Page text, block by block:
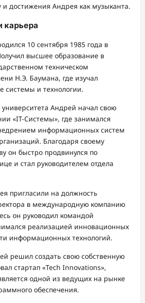
достижения Андрея как музыканта.
карьера
10 сентября 1985 года в
высшее образование в
техническом
Н.Э. Баумана, где изучал
и технологии.
Андрей начал свою
«IT-Системы», где занимался
информационных систем
Благодаря своему
он быстро продвинулся по
и стал руководителем отдела
пригласили на должность
в международную компанию
он руководил командой
реализацией инновационных
информационных технологий.
решил создать свою собственную
стартап «Tech Innovations»,
одной из ведущих на рынке
обеспечения.